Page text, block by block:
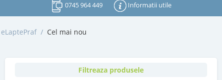
0745 964 449 Informatii utile
eLaptePraf / Cel mai nou
Filtreaza produsele